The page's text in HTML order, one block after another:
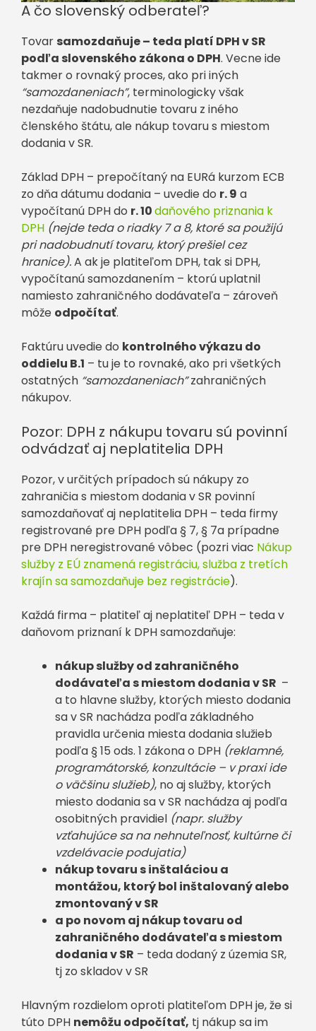
A čo slovenský odberateľ?
Tovar samozdaňuje – teda platí DPH v SR
podľa slovenského zákona o DPH. Vecne ide
takmer o rovnaký proces, ako pri iných
“samozdaneniach”, terminologicky však
nezdaňuje nadobudnutie tovaru z iného
členského štátu, ale nákup tovaru s miestom
dodania v SR.
Základ DPH – prepočítaný na EURá kurzom ECB
zo dňa dátumu dodania – uvedie do r. 9 a
vypočítanú DPH do r. 10daňového priznania k
DPH (nejde teda o riadky 7 a 8, ktoré sa použijú
pri nadobudnutí tovaru, ktorý prešiel cez
hranice).A ak je platiteľom DPH, tak si DPH,
vypočítanú samozdanením – ktorú uplatnil
namiesto zahraničného dodávateľa – zároveň
môže odpočítať.
Faktúru uvedie do kontrolného výkazu do
oddielu B.1 – tu je to rovnaké, ako pri všetkých
ostatných “samozdaneniach”zahraničných
nákupov.
Pozor: DPH z nákupu tovaru sú povinní
odvádzať aj neplatitelia DPH
Pozor, v určitých prípadoch sú nákupy zo
zahraničia s miestom dodania v SR povinní
samozdaňovať aj neplatitelia DPH – teda firmy
registrované pre DPH podľa § 7, § 7a prípadne
pre DPH neregistrované vôbec (pozri viac Nákup
služby z EÚ znamená registráciu, služba z tretích
krajín sa samozdaňuje bez registrácie).
Každá firma – platiteľ aj neplatiteľ DPH – teda v
daňovom priznaní k DPH samozdaňuje:
nákup služby od zahraničného
dodávateľa s miestom dodania v SR –
a to hlavne služby, ktorých miesto dodania
sa v SR nachádza podľa základného
pravidla určenia miesta dodania služieb
podľa § 15 ods. 1 zákona o DPH (reklamné,
programátorské, konzultácie – v praxi ide
o väčšinu služieb), no aj služby, ktorých
miesto dodania sa v SR nachádza aj podľa
osobitných pravidiel (napr. služby
vzťahujúce sa na nehnuteľnosť, kultúrne či
vzdelávacie podujatia)
nákup tovaru s inštaláciou a
montážou, ktorý bol inštalovaný alebo
zmontovaný v SR
a po novom aj nákup tovaru od
zahraničného dodávateľa s miestom
dodania v SR – teda dodaný z územia SR,
tj zo skladov v SR
Hlavným rozdielom oproti platiteľom DPH je, že si
túto DPH nemôžu odpočítať, tj nákup sa im